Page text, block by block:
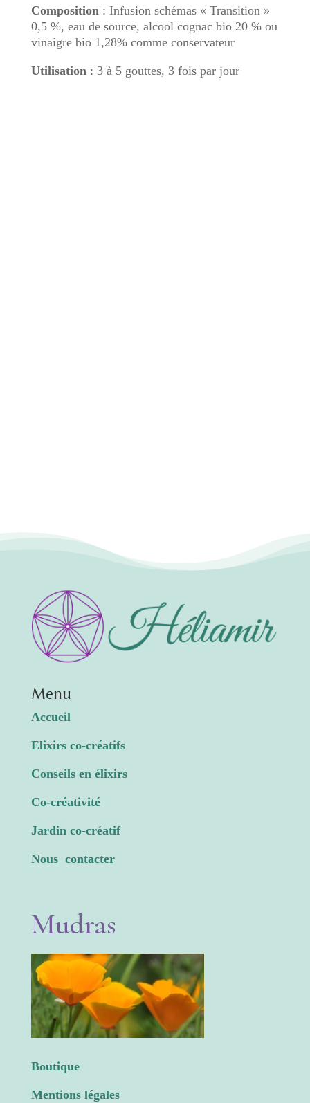
Composition: Infusion schémas « Transition »
0,5 %, eau de source, alcool cognac bio 20 % ou
vinaigre bio 1,28% comme conservateur
Utilisation: 3 à 5 gouttes, 3 fois par jour
Menu
Accueil
Elixirs co-créatifs
Conseils en élixirs
Co-créativité
Jardin co-créatif
Nous contacter
Mudras
Boutique
Mentions légales